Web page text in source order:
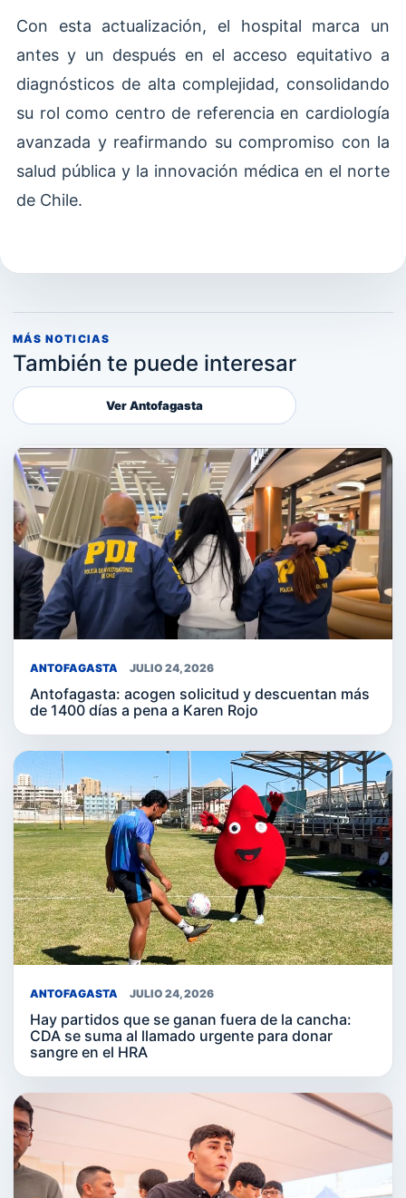
Con esta actualización, el hospital marca un
antes y un después en el acceso equitativo a
diagnósticos de alta complejidad, consolidando
su rol como centro de referencia en cardiología
avanzada y reafirmando su compromiso con la
salud pública y la innovación médica en el norte
de Chile.
MÁS NOTICIAS
También te puede interesar
Ver Antofagasta
ANTOFAGASTA JULIO 24, 2026
Antofagasta: acogen solicitud y descuentan más
de 1400 días a pena a Karen Rojo
ANTOFAGASTA JULIO 24, 2026
Hay partidos que se ganan fuera de la cancha:
CDA se suma al llamado urgente para donar
sangre en el HRA